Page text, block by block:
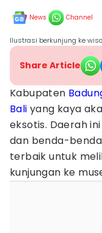
News Channel
Ilustrasi berkunjung ke
Share Article
Kabupaten
Bali yang kaya
eksotis. Daerah
dan benda-
terbaik untuk
kunjungan ke